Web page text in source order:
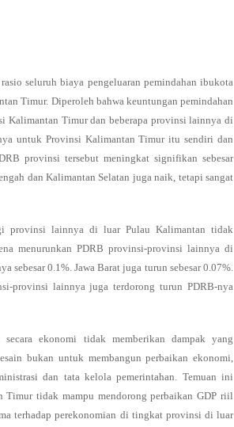
seluruh biaya pengeluaran pemindahan ibukota
Timur. Diperoleh bahwa keuntungan pemindahan
Kalimantan Timur dan beberapa provinsi lainnya di
untuk Provinsi Kalimantan Timur itu sendiri dan
provinsi tersebut meningkat signifikan sebesar
dan Kalimantan Selatan juga naik, tetapi sangat
provinsi lainnya di luar Pulau Kalimantan tidak
menurunkan PDRB provinsi-provinsi lainnya di
sebesar 0.1%. Jawa Barat juga turun sebesar 0.07%.
provinsi lainnya juga terdorong turun PDRB-nya
ekonomi tidak memberikan dampak yang
bukan untuk membangun perbaikan ekonomi,
dan tata kelola pemerintahan. Temuan ini
Timur tidak mampu mendorong perbaikan GDP riil
terhadap perekonomian di tingkat provinsi di luar